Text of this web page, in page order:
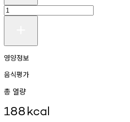
영양정보
음식평가
총 열량
188kcal